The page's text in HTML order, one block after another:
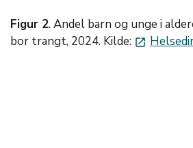
Figur 2. Andel barn og unge i
bor trangt, 2024. Kilde: launch